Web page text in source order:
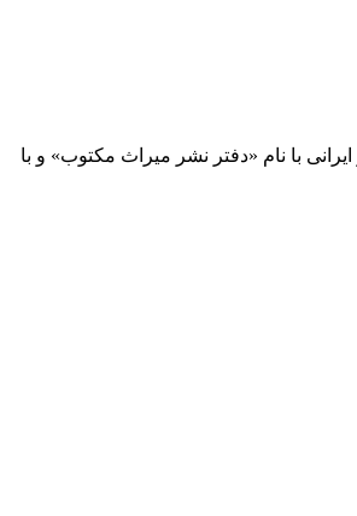
و ایرانی با نام «دفتر نشر میراث مكتوب» و با